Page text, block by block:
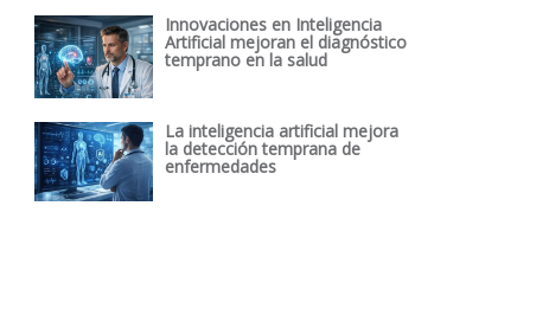
Innovaciones en Inteligencia
Artificial mejoran el diagnóstico
temprano en la salud
La inteligencia artificial mejora
la detección temprana de
enfermedades